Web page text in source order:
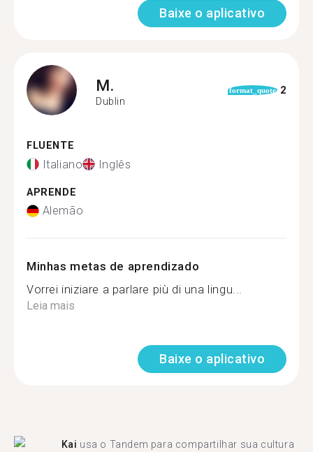
Baixe o aplicativo
M.
Dublin
format_quote 2
FLUENTE
Italiano Inglês
APRENDE
Alemão
Minhas metas de aprendizado
Vorrei iniziare a parlare più di una lingu...
Leia mais
Baixe o aplicativo
Kai usa o Tandem para compartilhar sua cultura